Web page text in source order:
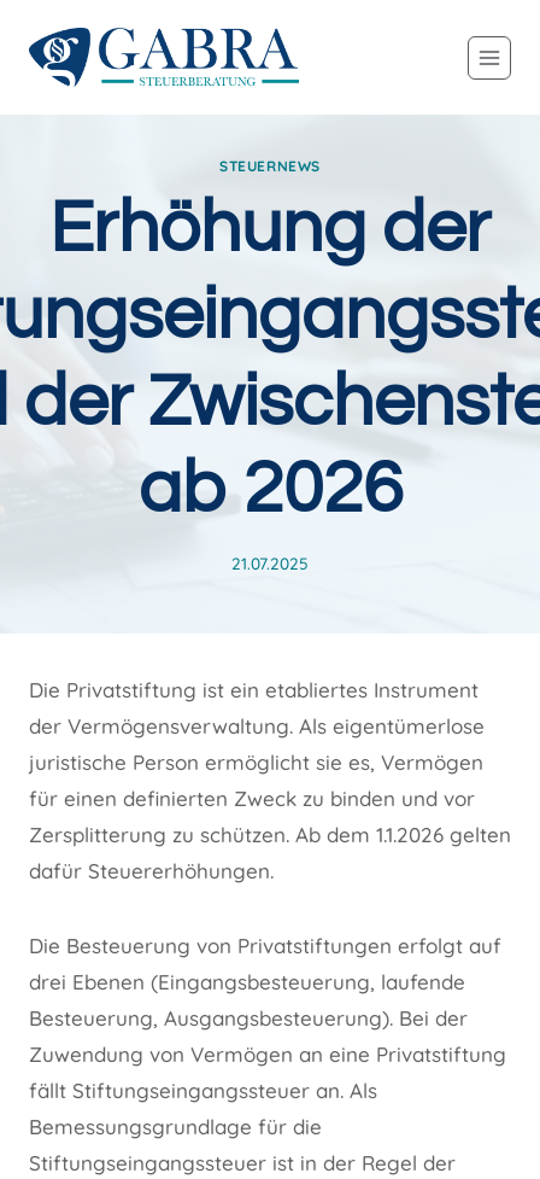
Inhalt
springen
STEUERNEWS
Erhöhung der
der
ab 2026
21.07.2025
Die Privatstiftung ist ein etabliertes Instrument
der Vermögensverwaltung. Als eigentümerlose
juristische Person ermöglicht sie es, Vermögen
für einen definierten Zweck zu binden und vor
Zersplitterung zu schützen. Ab dem 1.1.2026 gelten
dafür Steuererhöhungen.
Die Besteuerung von Privatstiftungen erfolgt auf
drei Ebenen (Eingangsbesteuerung, laufende
Besteuerung, Ausgangsbesteuerung). Bei der
Zuwendung von Vermögen an eine Privatstiftung
fällt Stiftungseingangssteuer an. Als
Bemessungsgrundlage für die
Stiftungseingangssteuer ist in der Regel der